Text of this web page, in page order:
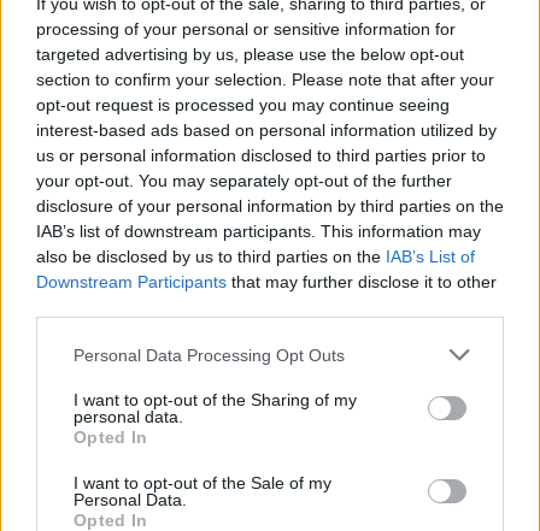
processing of your personal or sensitive information for
targeted advertising by us, please use the below opt-out
section to confirm your selection. Please note that after your
opt-out request is processed you may continue seeing
interest-based ads based on personal information utilized by
us or personal information disclosed to third parties prior to
your opt-out. You may separately opt-out of the further
disclosure of your personal information by third parties on the
IAB’s list of downstream participants. This information may
also be disclosed by us to third parties on the IAB’s List of
Downstream Participants that may further disclose it to other
Personal Data Processing Opt Outs
I want to opt-out of the Sharing of my
personal data.
Opted In
I want to opt-out of the Sale of my
Personal Data.
Opted In